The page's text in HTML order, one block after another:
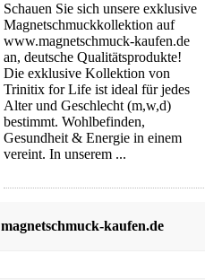
Schauen Sie sich unsere exklusive
Magnetschmuckkollektion auf
www.magnetschmuck-kaufen.de
an, deutsche Qualitätsprodukte!
Die exklusive Kollektion von
Trinitix for Life ist ideal für jedes
Alter und Geschlecht (m,w,d)
bestimmt. Wohlbefinden,
Gesundheit & Energie in einem
vereint. In unserem ...
magnetschmuck-kaufen.de